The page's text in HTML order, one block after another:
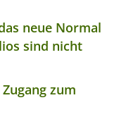
neue Normal
sind nicht
zum